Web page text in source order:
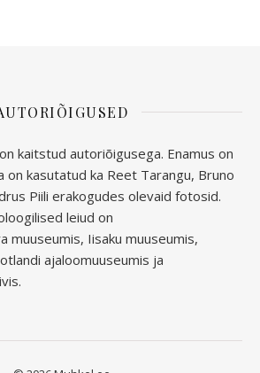
kaitstud autoriõigusega. Enamus on
on kasutatud ka Reet Tarangu, Bruno
Piili erakogudes olevaid fotosid.
leiud on
muuseumis, Iisaku muuseumis,
ajaloomuuseumis ja